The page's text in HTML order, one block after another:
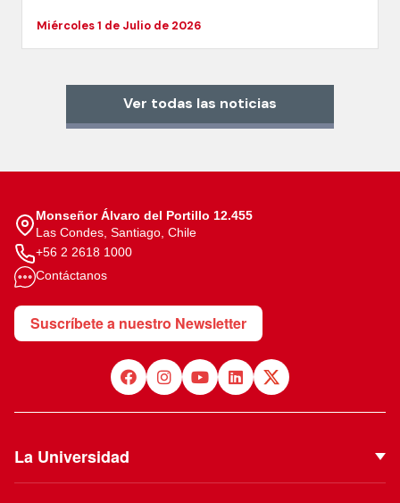
Miércoles 1 de Julio de 2026
Ver todas las noticias
Monseñor Álvaro del Portillo 12.455
Las Condes, Santiago, Chile
+56 2 2618 1000
Contáctanos
Suscríbete a nuestro Newsletter
La Universidad